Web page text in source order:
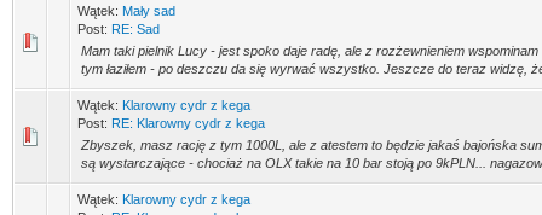
Wątek: Mały sad
Post: RE: Sad
Mam taki pielnik Lucy - jest spoko daje radę, ale z rozżewnieniem
tym łaziłem - po deszczu da się wyrwać wszystko. Jeszcze do teraz widzę,
Wątek: Klarowny cydr z kega
Post: RE: Klarowny cydr z kega
Zbyszek, masz rację z tym 1000L, ale z atestem to będzie jakaś bajońska
są wystarczające - chociaż na OLX takie na 10 bar stoją po 9kPLN...
Wątek: Klarowny cydr z kega